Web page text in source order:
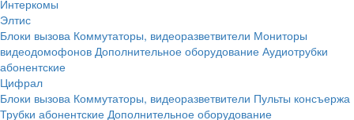
Интеркомы
Элтис
Блоки вызова Коммутаторы, видеоразветвители Мониторы
видеодомофонов Дополнительное оборудование Аудиотрубки
абонентские
Цифрал
Блоки вызова Коммутаторы, видеоразветвители Пульты консъержа
Трубки абонентские Дополнительное оборудование